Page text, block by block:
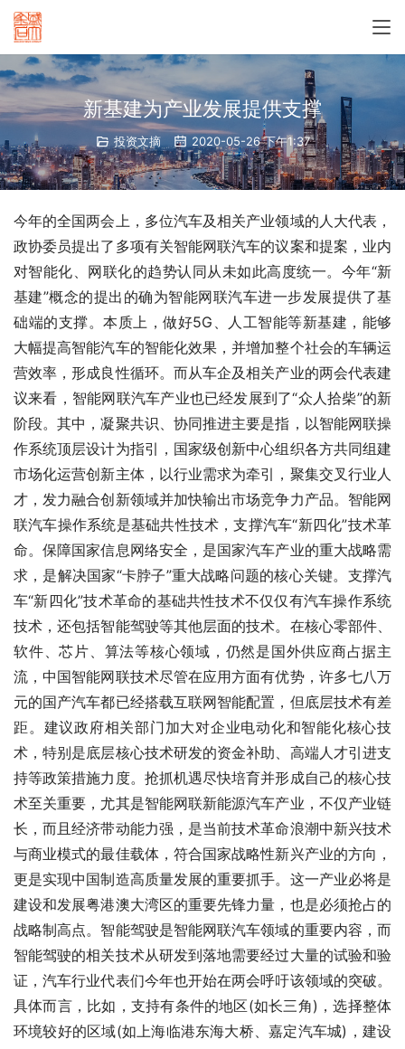
新基建为产业发展提供支撑
投资文摘 2020-05-26 下午1:37
今年的全国两会上，多位汽车及相关产业领域的人大代表，
政协委员提出了多项有关智能网联汽车的议案和提案，业内
对智能化、网联化的趋势认同从未如此高度统一。今年“新
基建”概念的提出的确为智能网联汽车进一步发展提供了基
础端的支撑。本质上，做好5G、人工智能等新基建，能够
大幅提高智能汽车的智能化效果，并增加整个社会的车辆运
营效率，形成良性循环。而从车企及相关产业的两会代表建
议来看，智能网联汽车产业也已经发展到了“众人拾柴”的新
阶段。其中，凝聚共识、协同推进主要是指，以智能网联操
作系统顶层设计为指引，国家级创新中心组织各方共同组建
市场化运营创新主体，以行业需求为牵引，聚集交叉行业人
才，发力融合创新领域并加快输出市场竞争力产品。智能网
联汽车操作系统是基础共性技术，支撑汽车“新四化”技术革
命。保障国家信息网络安全，是国家汽车产业的重大战略需
求，是解决国家“卡脖子”重大战略问题的核心关键。支撑汽
车“新四化”技术革命的基础共性技术不仅仅有汽车操作系统
技术，还包括智能驾驶等其他层面的技术。在核心零部件、
软件、芯片、算法等核心领域，仍然是国外供应商占据主
流，中国智能网联技术尽管在应用方面有优势，许多七八万
元的国产汽车都已经搭载互联网智能配置，但底层技术有差
距。建议政府相关部门加大对企业电动化和智能化核心技
术，特别是底层核心技术研发的资金补助、高端人才引进支
持等政策措施力度。抢抓机遇尽快培育并形成自己的核心技
术至关重要，尤其是智能网联新能源汽车产业，不仅产业链
长，而且经济带动能力强，是当前技术革命浪潮中新兴技术
与商业模式的最佳载体，符合国家战略性新兴产业的方向，
更是实现中国制造高质量发展的重要抓手。这一产业必将是
建设和发展粤港澳大湾区的重要先锋力量，也是必须抢占的
战略制高点。智能驾驶是智能网联汽车领域的重要内容，而
智能驾驶的相关技术从研发到落地需要经过大量的试验和验
证，汽车行业代表们今年也开始在两会呼吁该领域的突破。
具体而言，比如，支持有条件的地区(如长三角)，选择整体
环境较好的区域(如上海临港东海大桥、嘉定汽车城)，建设